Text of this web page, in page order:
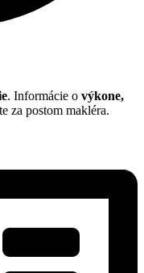
. Informácie o výkone,
za postom makléra.